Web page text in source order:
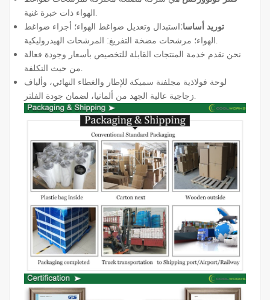
الهواء ذات خبرة غنية.
توريد أساسا:استبدال وتعديل ضواغط الهواء؛ أجزاء ضواغط
الهواء؛ مرشحات مضخة التفريغ: المرشحات الهيدروليكية.
نحن نقدم خدمة المنتجات القابلة للتخصيص بأسعار وجودة فعالة
من حيث التكلفة.
لوحة فولاذية مجلفنة سميكة للإطار والغطاء النهائي، وألياف
زجاجية عالية الجهد من ألمانيا، لضمان جودة الفلتر.